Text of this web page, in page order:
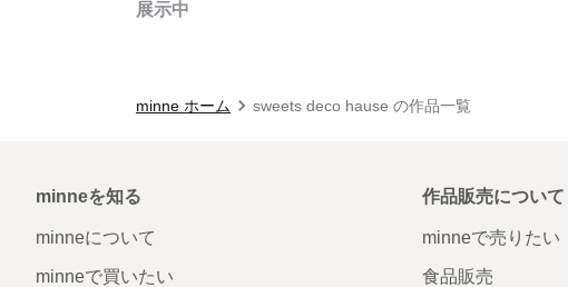
展示中
minne ホーム sweets deco hause の作品一覧
minneを知る
minneについて
minneで買いたい
作品販売について
minneで売りたい
食品販売